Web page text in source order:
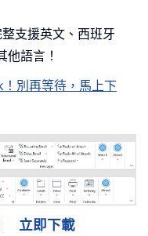
支援英文、西班牙
語言！
別再等待，馬上下
立即下載